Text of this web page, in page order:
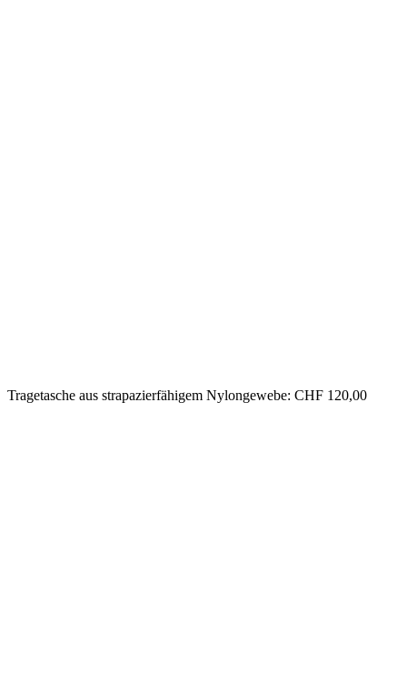
Tragetasche aus strapazierfähigem Nylongewebe: CHF 120,00